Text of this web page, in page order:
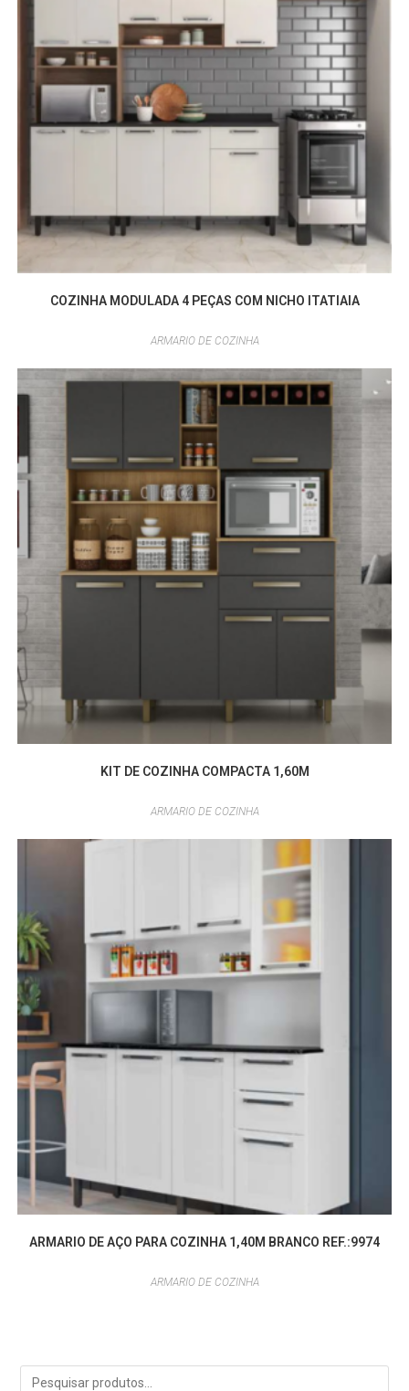
COZINHA MODULADA 4 PEÇAS COM NICHO ITATIAIA
ARMARIO DE COZINHA
KIT DE COZINHA COMPACTA 1,60M
ARMARIO DE COZINHA
ARMARIO DE AÇO PARA COZINHA 1,40M BRANCO REF.:9974
ARMARIO DE COZINHA